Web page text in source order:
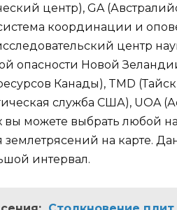
центр), GA
координации и
центр
опасности Новой
Канады), TMD
служба США), UOA
вы можете выбрать любой
землетрясений на карте.
интервал.